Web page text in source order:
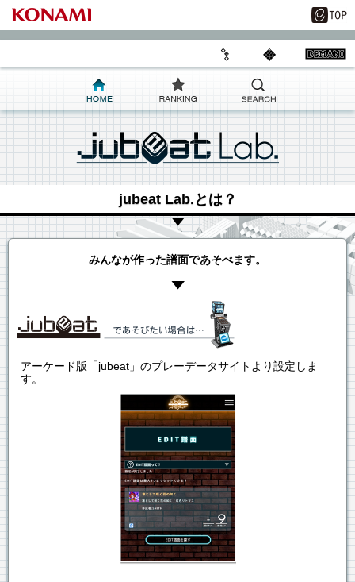
jubeat Lab.とは？
みんなが作った譜面であそべます。
アーケード版「jubeat」のプレーデータサイトより設定しま
す。